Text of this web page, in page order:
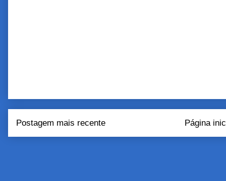
Postagem mais recente Página